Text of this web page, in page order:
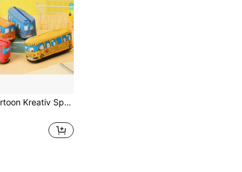
1 Stück Cartoon Kreativ Spaß Dreieck Haus Auto Federmäppchen Schreibwaren Tasche, geeignet für Schulanfang Saison kleine Geschenke, Partygeschenke